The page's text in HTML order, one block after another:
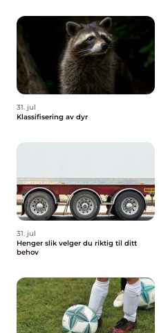
31. jul
Klassifisering av dyr
31. jul
Henger slik velger du riktig til ditt
behov